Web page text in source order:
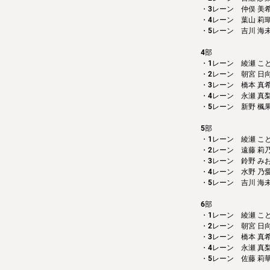
・3レーン　仲俣 美
・4レーン　葉山 莉
・5レーン　吉川 海
4部
・1レーン　綾瀬 こ
・2レーン　朝宮 日向
・3レーン　橋本 真
・4レーン　永瀬 真
・5レーン　新野 楓
5部
・1レーン　綾瀬 こ
・2レーン　遠藤 莉
・3レーン　鈴野 み
・4レーン　水野 乃
・5レーン　吉川 海
6部
・1レーン　綾瀬 こ
・2レーン　朝宮 日向
・3レーン　橋本 真
・4レーン　永瀬 真
・5レーン　佐藤 莉